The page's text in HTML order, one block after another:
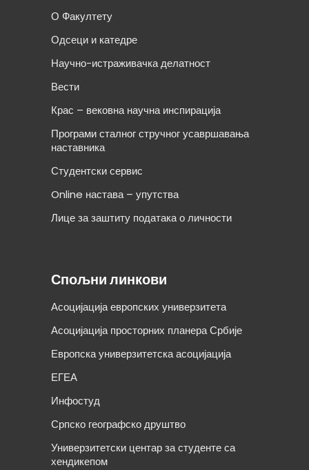
О Факултету
Одсеци и катедре
Научно-истраживачка делатност
Вести
Крас – вековна научна инспирација
Програми сталног стручног усавршавања
наставника
Студентски сервис
Online настава – упутства
Лице за заштиту података о личности
Спољни линкови
Асоцијација европских универзитета
Асоцијација просторних планера Србије
Европска универзитетска асоцијација
ЕГЕА
Инфостуд
Српско географско друштво
Универзитетски центар за студенте са
хендикепом